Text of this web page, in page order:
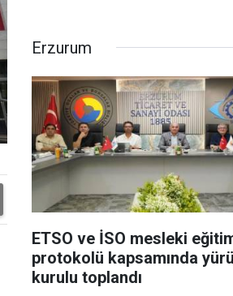
Erzurum
ETSO ve İSO mesleki
protokolü kapsamında
kurulu toplandı